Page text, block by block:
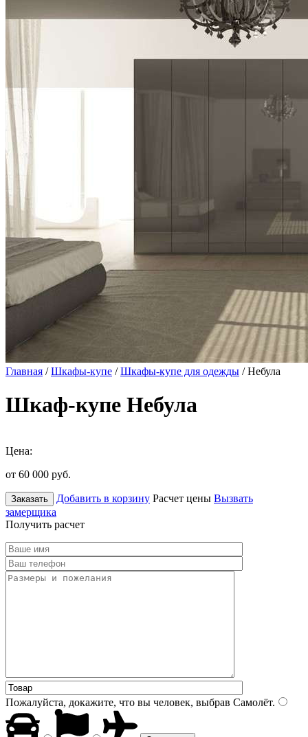
Главная /Шкафы-купе /Шкафы-купе для одежды / Небула
Шкаф-купе Небула
Цена:
от 60 000 руб.
Заказать Добавить в корзину Расчет цены Вызвать
замерщика
Получить расчет
Пожалуйста, докажите, что вы человек, выбрав Самолёт.